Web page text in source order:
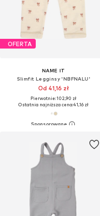
OFERTA
NAME IT
Slimfit Legginsy 'NBFNALU'
Od 41,16 zł
Pierwotnie: 102,90 zł
Ostatnia najniższa cena:41,16 zł